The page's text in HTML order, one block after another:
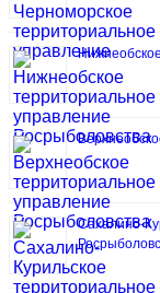
Сахалино-